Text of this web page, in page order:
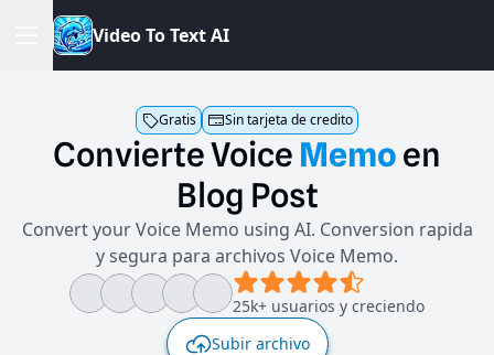
VideoToTextAI
Gratis Sin tarjeta de credito
ConvierteVoice Memoen
Blog Post
Convert your Voice Memo using AI. Conversion rapida
y segura para archivos Voice Memo.
25k+ usuarios y creciendo
Subir archivo